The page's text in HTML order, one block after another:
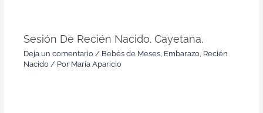
Sesión De Recién Nacido. Cayetana.
Deja un comentario / Bebés de Meses Embarazo Recién
Nacido / Por María Aparicio